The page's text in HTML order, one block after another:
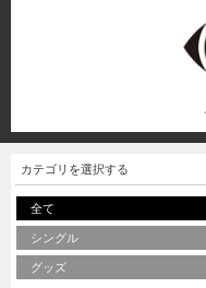
カテゴリを選択する
全て
シングル
グッズ